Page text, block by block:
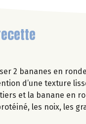
2 bananes en
d’une texture
et la banane en
les noix, les